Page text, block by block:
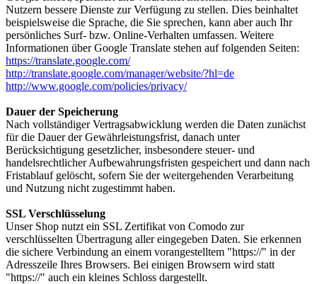
Nutzern bessere Dienste zur Verfügung zu stellen. Dies beinhaltet
beispielsweise die Sprache, die Sie sprechen, kann aber auch Ihr
persönliches Surf- bzw. Online-Verhalten umfassen. Weitere
Informationen über Google Translate stehen auf folgenden Seiten:
https://translate.google.com/
http://translate.google.com/manager/website/?hl=de
http://www.google.com/policies/privacy/
Dauer der Speicherung
Nach vollständiger Vertragsabwicklung werden die Daten zunächst
für die Dauer der Gewährleistungsfrist, danach unter
Berücksichtigung gesetzlicher, insbesondere steuer- und
handelsrechtlicher Aufbewahrungsfristen gespeichert und dann nach
Fristablauf gelöscht, sofern Sie der weitergehenden Verarbeitung
und Nutzung nicht zugestimmt haben.
SSL Verschlüsselung
Unser Shop nutzt ein SSL Zertifikat von Comodo zur
verschlüsselten Übertragung aller eingegeben Daten. Sie erkennen
die sichere Verbindung an einem vorangestelltem "https://" in der
Adresszeile Ihres Browsers. Bei einigen Browsern wird statt
"https://" auch ein kleines Schloss dargestellt.